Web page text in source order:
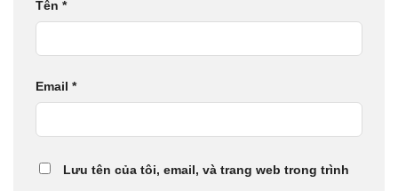
Tên *
Email *
Lưu tên của tôi, email, và trang web trong trình